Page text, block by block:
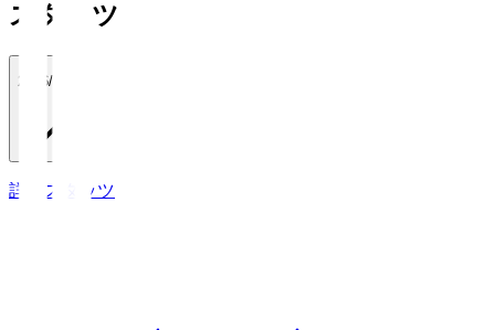
スタッツ
2026/27
詳細スタッツ